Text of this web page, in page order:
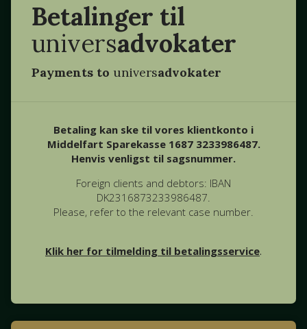
Betalinger til
universadvokater
Payments to universadvokater
Betaling kan ske til vores klientkonto i
Middelfart Sparekasse 1687 3233986487.
Henvis venligst til sagsnummer.
Foreign clients and debtors: IBAN
DK2316873233986487.
Please, refer to the relevant case number.
Klik her for tilmelding til betalingsservice.